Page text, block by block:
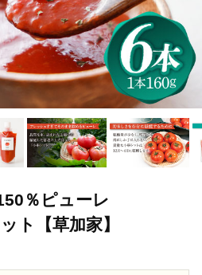
％ピューレ
ト【草加家】